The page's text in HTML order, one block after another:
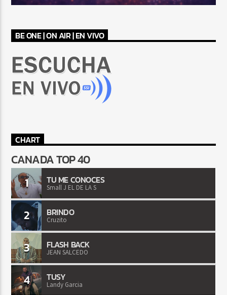
BE ONE | ON AIR | EN VIVO
CHART
CANADA TOP 40
1 TU ME CONOCES
Small J EL DE LA S
2 BRINDO
Cruzito
3 FLASH BACK
JEAN SALCEDO
4 TUSY
Landy Garcia